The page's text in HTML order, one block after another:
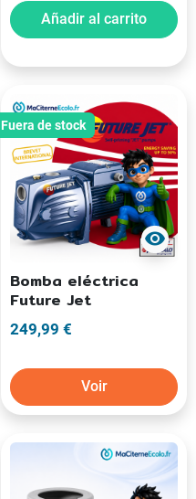
Añadir al carrito
Fuera de stock
visibility
Bomba eléctrica
Future Jet
249,99 €
Voir